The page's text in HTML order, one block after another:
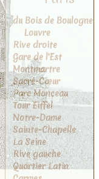
du Bois de Boulogne au
Louvre
Rive droite
Gare de l'Est
Montmartre
Sacré-Cœur
Parc Monceau
Tour Eiffel
Notre-Dame
Sainte-Chapelle
La Seine
Rive gauche
Quartier Latin